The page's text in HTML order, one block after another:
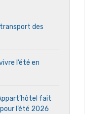
des
l’été en
fait
l’été 2026